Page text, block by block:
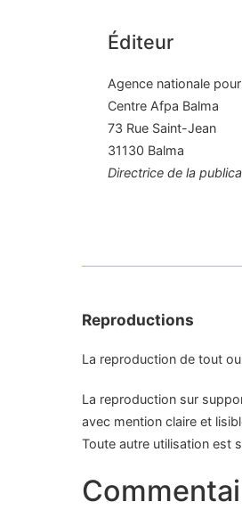
Éditeur
Agence nationale
Centre Afpa Balma
73 Rue Saint-Jean
31130 Balma
Directrice de la
Reproductions
La reproduction de tout
La reproduction sur
avec mention claire et
Toute autre utilisation est